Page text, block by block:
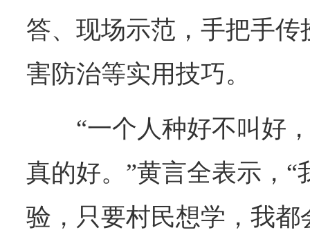
答、现场示范，手把手
害防治等实用技巧。
“一个人种好不叫好
真的好。”黄言全表示，
验，只要村民想学，我